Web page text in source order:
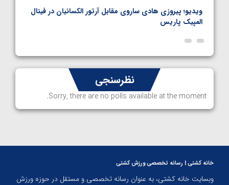
ویدیو؛ پیروزی هادی ساروی مقابل آرتور الکسانیان در فینال
المپیک پاریس
نظرسنجی
Sorry, there are no polls available at the moment.
خانه کشتی | رسانه تخصصی ورزش کشتی
وبسایت خانه کشتی، به عنوان رسانه تخصصی و مستقل در حوزه ورزش